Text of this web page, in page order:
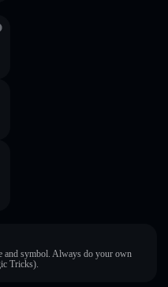
and symbol. Always do your own
Tricks).